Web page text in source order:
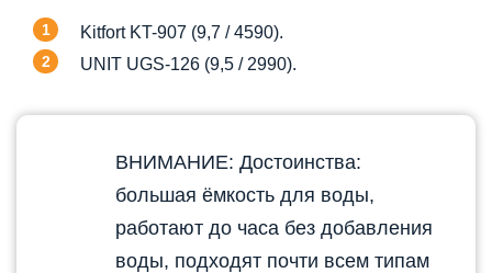
Kitfort KT-907 (9,7 / 4590).
UNIT UGS-126 (9,5 / 2990).
ВНИМАНИЕ: Достоинства:
большая ёмкость для воды,
работают до часа без добавления
воды, подходят почти всем типам